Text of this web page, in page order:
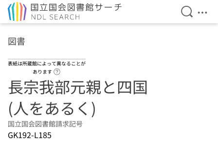
検索を
メ
図書
表紙は所蔵館によって異なることが
あります
長宗我部元親と四国
(人をあるく)
国立国会図書館請求記号
GK192-L185